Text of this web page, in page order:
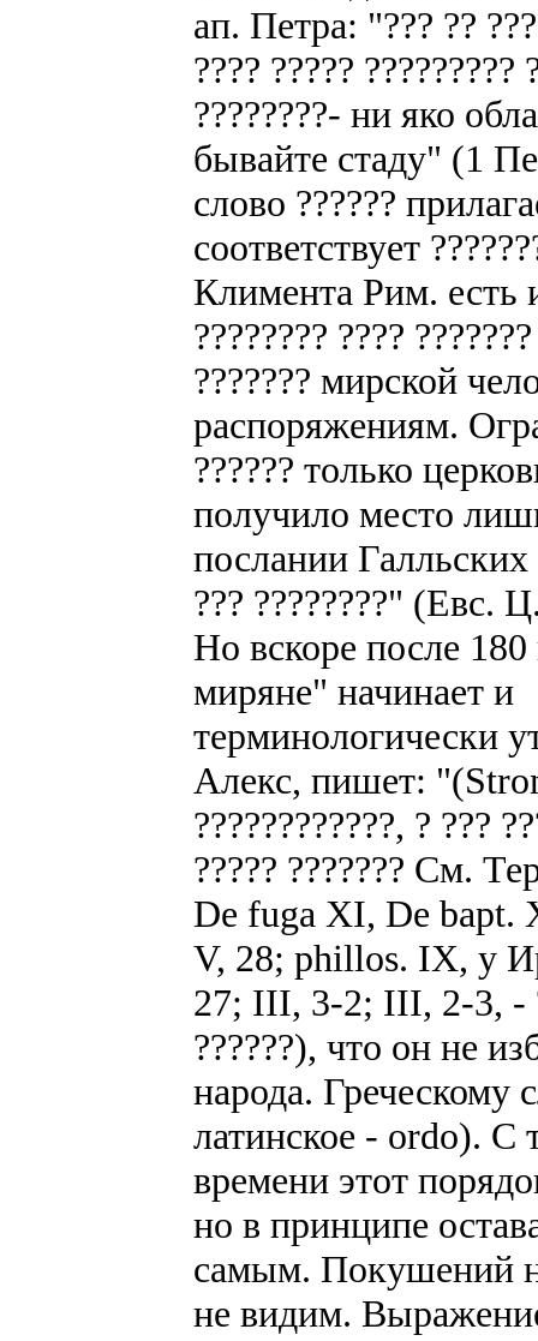
ап. Петра: "??? ??
???? ????? ?????????
????????- ни яко
бывайте стаду" (1
слово ??????
соответствует
Климента Рим. есть
???????? ????
??????? мирской
распоряжениям.
?????? только
получило место
послании Галльских
??? ????????" (Евс.
Но вскоре после
миряне" начинает и
терминологически
Алекс, пишет:
????????????, ? ???
????? ??????? См.
De fuga XI, De
V, 28; phillos. IX, у
27; III, 3-2; III, 2-3, -
??????), что он не
народа. Греческому
латинское - ordo). С
времени этот
но в принципе
самым. Покушений
не видим.